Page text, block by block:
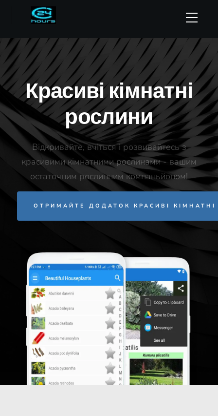
Красиві кімнатні
рослини
Відкривайте, вчіться і розвивайтесь з
красивими кімнатними рослинами - вашим
остаточним рослинним компаньйоном!
ОТРИМАЙТЕ ДОДАТОК КРАСИВІ